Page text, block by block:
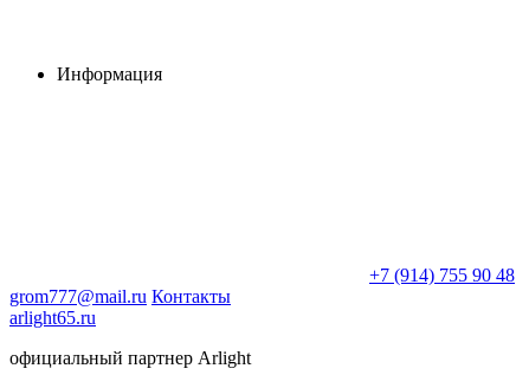
Информация
+7 (914) 755 90 48
grom777@mail.ru Контакты
arlight65.ru
официальный партнер Arlight